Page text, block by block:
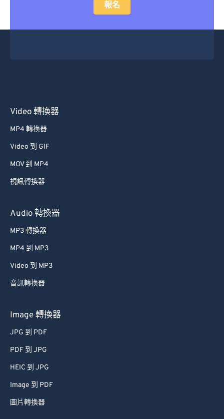
報名
Video 轉換器
MP4 轉換器
Video 到 GIF
MOV 到 MP4
視訊轉換器
Audio 轉換器
MP3 轉換器
MP4 到 MP3
Video 到 MP3
音訊轉換器
Image 轉換器
JPG 到 PDF
PDF 到 JPG
HEIC 到 JPG
Image 到 PDF
圖片轉換器